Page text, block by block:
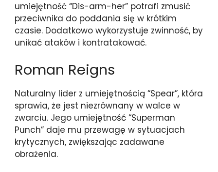
umiejętność “Dis-arm-her” potrafi zmusić
przeciwnika do poddania się w krótkim
czasie. Dodatkowo wykorzystuje zwinność, by
unikać ataków i kontratakować.
Roman Reigns
Naturalny lider z umiejętnością “Spear”, która
sprawia, że jest niezrównany w walce w
zwarciu. Jego umiejętność “Superman
Punch” daje mu przewagę w sytuacjach
krytycznych, zwiększając zadawane
obrażenia.